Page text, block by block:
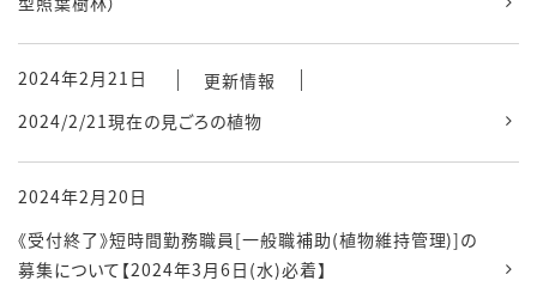
2024年2月21日
更新情報
2024/2/21現在の見ごろの植物
2024年2月20日
《受付終了》短時間勤務職員[一般職補助(植物維持管理)]の
募集について【2024年3月6日(水)必着】